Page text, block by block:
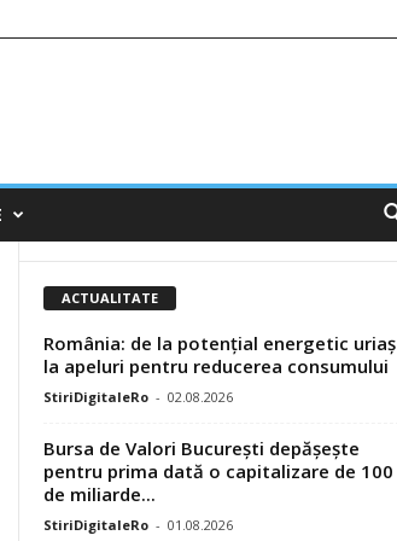
ACTUALITATE
România: de la potențial energetic uriaș
la apeluri pentru reducerea consumului
StiriDigitaleRo - 02.08.2026
Bursa de Valori București depășește
pentru prima dată o capitalizare de 100
de miliarde...
StiriDigitaleRo - 01.08.2026